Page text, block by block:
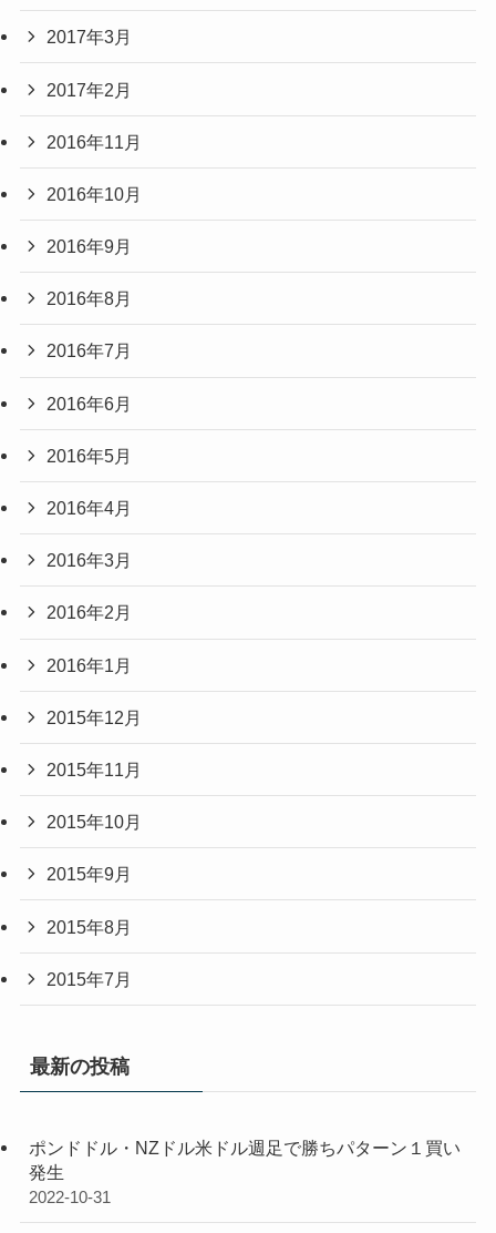
2017年3月
2017年2月
2016年11月
2016年10月
2016年9月
2016年8月
2016年7月
2016年6月
2016年5月
2016年4月
2016年3月
2016年2月
2016年1月
2015年12月
2015年11月
2015年10月
2015年9月
2015年8月
2015年7月
最新の投稿
ポンドドル・NZドル米ドル週足で勝ちパターン１買い
発生
2022-10-31